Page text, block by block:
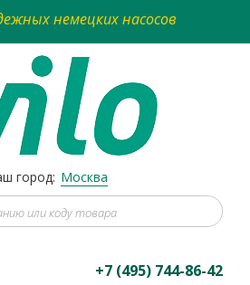
немецких насосов
город: Москва
+7 (495) 744-86-42